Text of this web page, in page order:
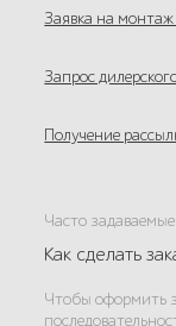
Заявка на
Запрос
Получение
Часто
Как сделать
Чтобы оформить